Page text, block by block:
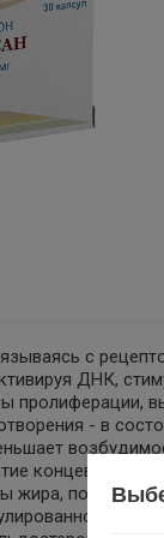
с
ДНК,
пролиферации,
- в
концевых
жира,